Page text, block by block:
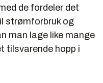
de fordeler det
strømforbruk og
man lage like mange
tilsvarende hopp i